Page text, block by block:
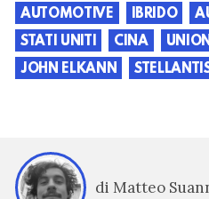
AUTOMOTIVE IBRIDO
STATI UNITI
CINA
JOHN ELKANN
di Matteo